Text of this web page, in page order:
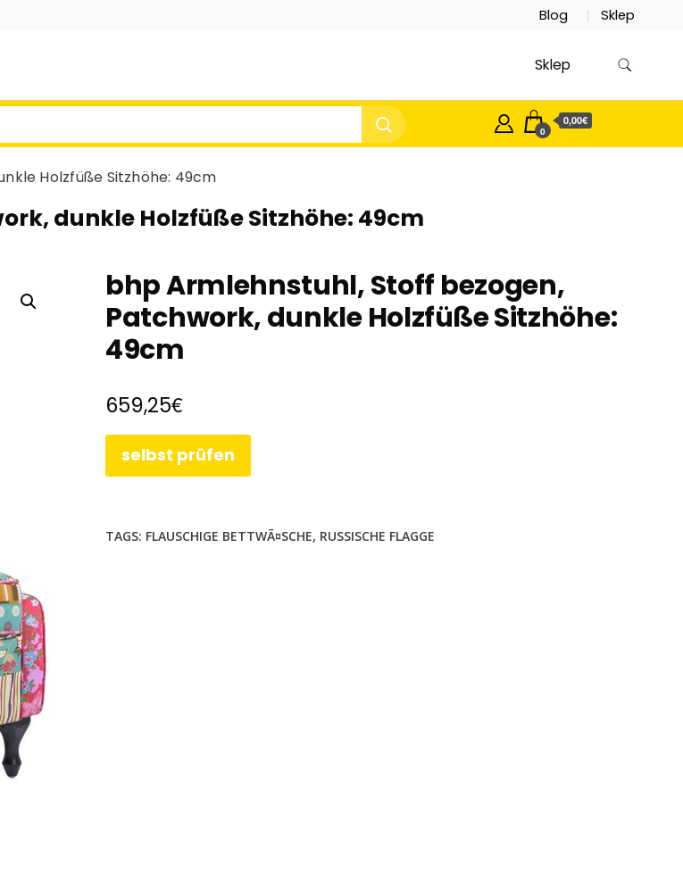
Blog Sklep
Sklep
0
0,00€
Holzfüße Sitzhöhe: 49cm
dunkle Holzfüße Sitzhöhe: 49cm
bhp Armlehnstuhl, Stoff bezogen,
Patchwork, dunkle Holzfüße Sitzhöhe:
49cm
659,25€
selbst prüfen
TAGS: FLAUSCHIGE BETTWÃ¤SCHE, RUSSISCHE FLAGGE